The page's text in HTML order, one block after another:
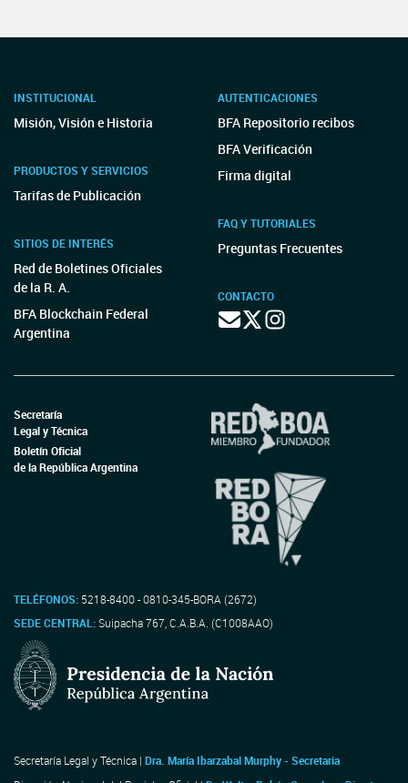
INSTITUCIONAL
Misión, Visión e Historia
PRODUCTOS Y SERVICIOS
Tarifas de Publicación
SITIOS DE INTERÉS
Red de Boletines Oficiales
de la R. A.
BFA Blockchain Federal
Argentina
AUTENTICACIONES
BFA Repositorio recibos
BFA Verificación
Firma digital
FAQ Y TUTORIALES
Preguntas Frecuentes
CONTACTO
Secretaría
Legal y Técnica
Boletín Oficial
de la República Argentina
TELÉFONOS: 5218-8400 - 0810-345-BORA (2672)
SEDE CENTRAL:Suipacha 767, C.A.B.A. (C1008AAO)
Secretaría Legal y Técnica | Dra. María Ibarzabal Murphy - Secretaria